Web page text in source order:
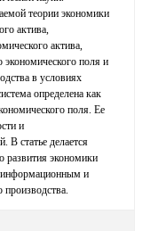
теории экономики
актива,
актива,
экономического поля и
в условиях
определена как
поля. Ее
и
В статье делается
экономики
информационным и